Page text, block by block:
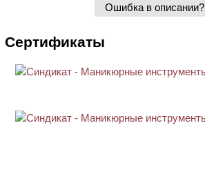
Ошибка в описании?
Сертификаты